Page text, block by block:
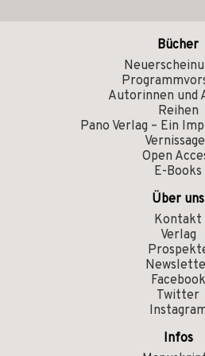
Bücher
Autorinnen und
Reihen
Pano Verlag – Ein
Open
E-Books
Über uns
Kontakt
Verlag
Facebook
Twitter
Infos